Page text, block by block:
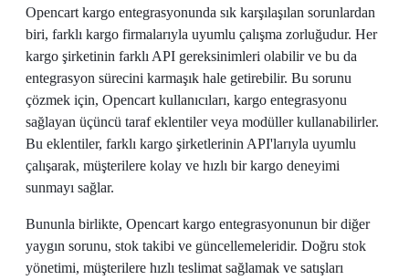
Opencart kargo entegrasyonunda sık karşılaşılan sorunlardan
biri, farklı kargo firmalarıyla uyumlu çalışma zorluğudur. Her
kargo şirketinin farklı API gereksinimleri olabilir ve bu da
entegrasyon sürecini karmaşık hale getirebilir. Bu sorunu
çözmek için, Opencart kullanıcıları, kargo entegrasyonu
sağlayan üçüncü taraf eklentiler veya modüller kullanabilirler.
Bu eklentiler, farklı kargo şirketlerinin API'larıyla uyumlu
çalışarak, müşterilere kolay ve hızlı bir kargo deneyimi
sunmayı sağlar.
Bununla birlikte, Opencart kargo entegrasyonunun bir diğer
yaygın sorunu, stok takibi ve güncellemeleridir. Doğru stok
yönetimi, müşterilere hızlı teslimat sağlamak ve satışları